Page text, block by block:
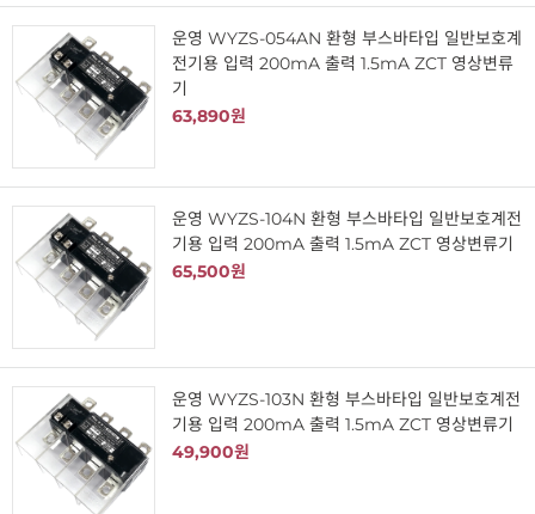
운영 WYZS-054AN 환형 부스바타입 일반보호계
전기용 입력 200mA 출력 1.5mA ZCT 영상변류
기
63,890원
운영 WYZS-104N 환형 부스바타입 일반보호계전
기용 입력 200mA 출력 1.5mA ZCT 영상변류기
65,500원
운영 WYZS-103N 환형 부스바타입 일반보호계전
기용 입력 200mA 출력 1.5mA ZCT 영상변류기
49,900원